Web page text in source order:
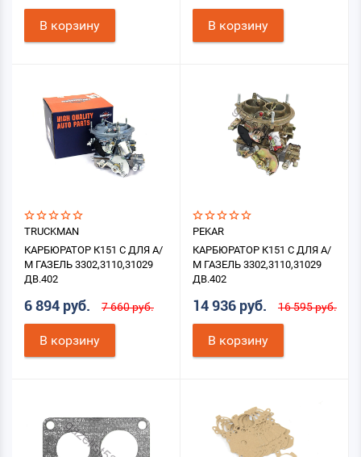
В корзину В корзину
TRUCKMAN
КАРБЮРАТОР К151 С ДЛЯ А/
М ГАЗЕЛЬ 3302,3110,31029
ДВ.402
6 894 руб. 7 660 руб.
В корзину
PEKAR
КАРБЮРАТОР К151 С ДЛЯ А/
М ГАЗЕЛЬ 3302,3110,31029
ДВ.402
14 936 руб. 16 595 руб.
В корзину